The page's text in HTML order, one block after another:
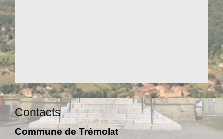
Contacts
Commune de Trémolat